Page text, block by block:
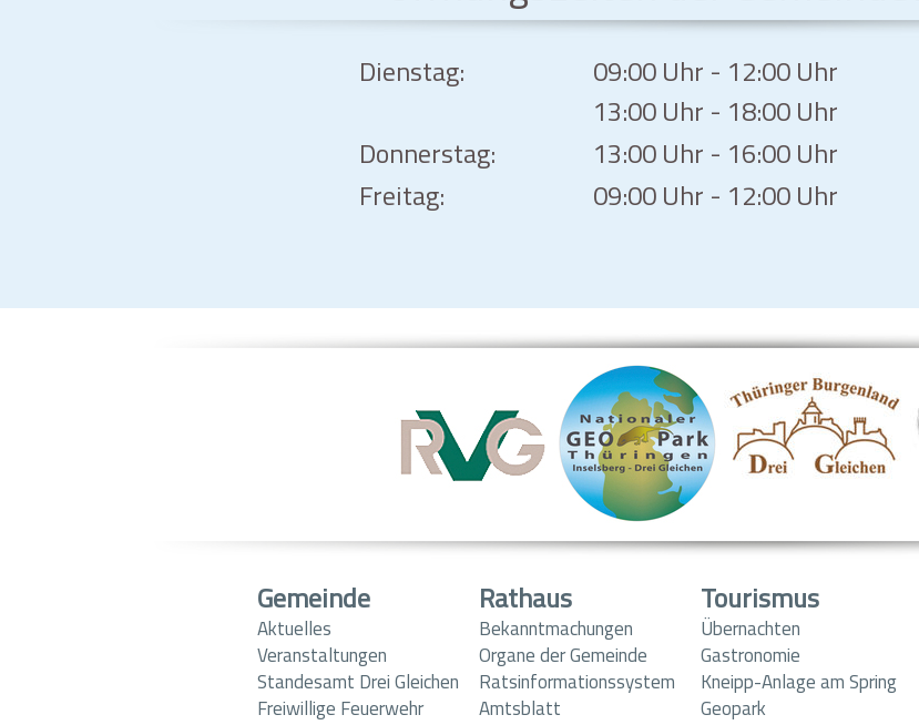
Dienstag:
09:00 Uhr - 12:00 Uhr
13:00 Uhr - 18:00 Uhr
Donnerstag:
13:00 Uhr - 16:00 Uhr
Freitag:
09:00 Uhr - 12:00 Uhr
Gemeinde
Aktuelles
Veranstaltungen
Standesamt Drei Gleichen
Freiwillige Feuerwehr
Rathaus
Bekanntmachungen
Organe der Gemeinde
Ratsinformationssystem
Amtsblatt
Tourismus
Übernachten
Gastronomie
Kneipp-Anlage am Spring
Geopark